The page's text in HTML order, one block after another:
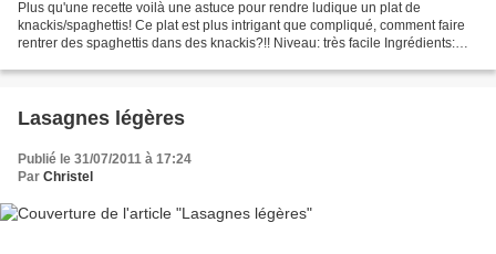
Plus qu'une recette voilà une astuce pour rendre ludique un plat de
knackis/spaghettis! Ce plat est plus intrigant que compliqué, comment faire
rentrer des spaghettis dans des knackis?!! Niveau: très facile Ingrédients:
Lasagnes légères
Publié le 31/07/2011 à 17:24
Par Christel